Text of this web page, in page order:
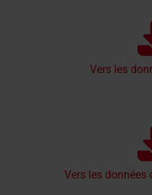
Vers les
Vers les données